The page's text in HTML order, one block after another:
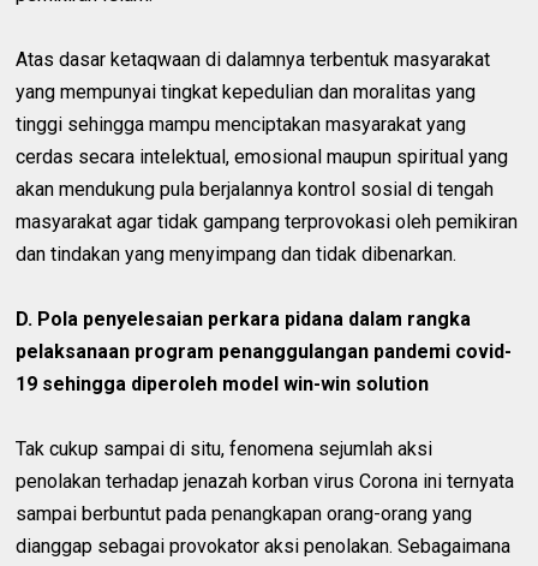
Atas dasar ketaqwaan di dalamnya terbentuk masyarakat
yang mempunyai tingkat kepedulian dan moralitas yang
tinggi sehingga mampu menciptakan masyarakat yang
cerdas secara intelektual, emosional maupun spiritual yang
akan mendukung pula berjalannya kontrol sosial di tengah
masyarakat agar tidak gampang terprovokasi oleh pemikiran
dan tindakan yang menyimpang dan tidak dibenarkan.
D. Pola penyelesaian perkara pidana dalam rangka
pelaksanaan program penanggulangan pandemi covid-
19 sehingga diperoleh model win-win solution
Tak cukup sampai di situ, fenomena sejumlah aksi
penolakan terhadap jenazah korban virus Corona ini ternyata
sampai berbuntut pada penangkapan orang-orang yang
dianggap sebagai provokator aksi penolakan. Sebagaimana